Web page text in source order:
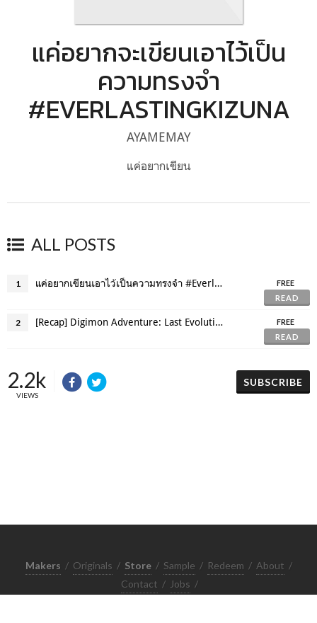
แค่อยากจะเขียนเอาไว้เป็น
ความทรงจำ
#EVERLASTINGKIZUNA
AYAMEMAY
แค่อยากเขียน
ALL POSTS
1 แค่อยากเขียนเอาไว้เป็นความทรงจำ #EverlastingKizuna
FREE
READ
2 [Recap] Digimon Adventure: Last Evolution Kizuna จากมุมมองและความรู้สึก
FREE
READ
2.2k
VIEWS
SUBSCRIBE
Makers / Originals / Store / Sample / Redeem / About /
Contact / Jobs /